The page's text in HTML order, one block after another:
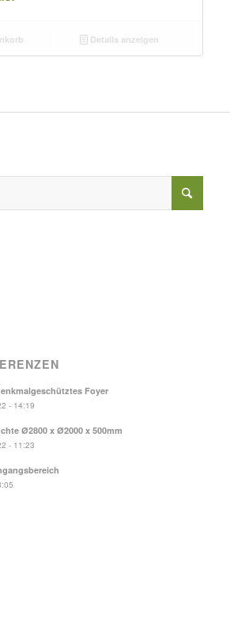
Details anzeigen
Foyer
- 14:19
Ø2800 x Ø2000 x 500mm
- 11:23